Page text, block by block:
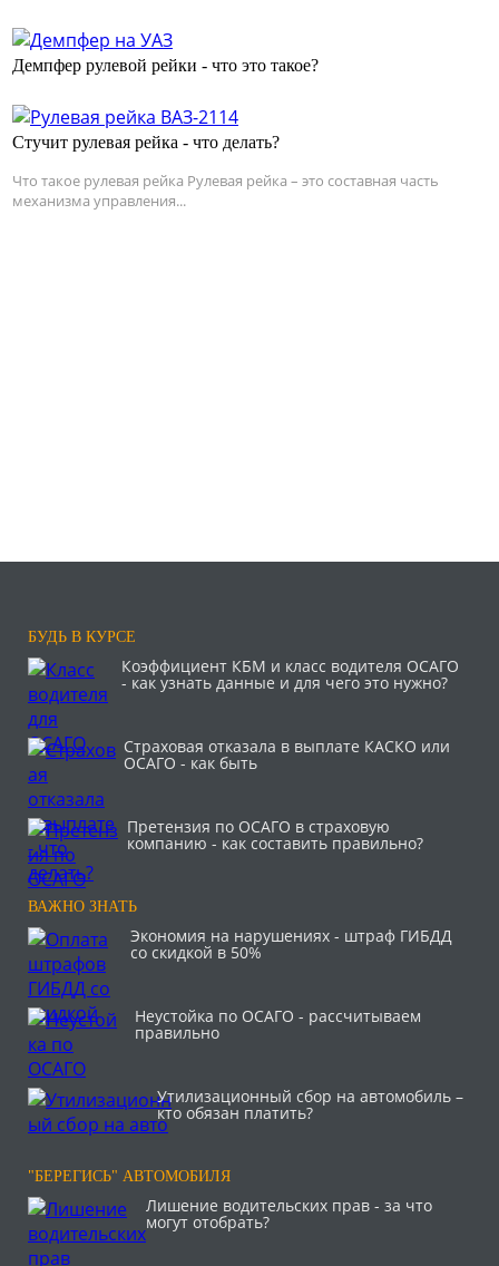
Демпфер рулевой рейки - что это такое?
Стучит рулевая рейка - что делать?
Что такое рулевая рейка Рулевая рейка – это составная часть
механизма управления...
БУДЬ В КУРСЕ
Коэффициент КБМ и класс водителя ОСАГО
- как узнать данные и для чего это нужно?
Страховая отказала в выплате КАСКО или
ОСАГО - как быть
Претензия по ОСАГО в страховую
компанию - как составить правильно?
ВАЖНО ЗНАТЬ
Экономия на нарушениях - штраф ГИБДД
со скидкой в 50%
Неустойка по ОСАГО - рассчитываем
правильно
Утилизационный сбор на автомобиль –
кто обязан платить?
"БЕРЕГИСЬ" АВТОМОБИЛЯ
Лишение водительских прав - за что
могут отобрать?